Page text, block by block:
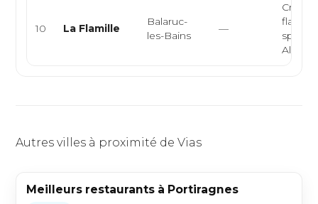
10 La Flamille
Balaruc-
les-Bains
—
Autres villes à proximité de Vias
Meilleurs restaurants à Portiragnes